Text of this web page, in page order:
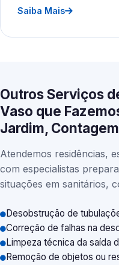
Saiba Mais
Outros Serviços
Vaso que
Jardim,
Atendemos residências,
com especialistas
situações em sanitários,
Desobstrução de
Correção de falhas na
Limpeza técnica da saída
Remoção de objetos ou